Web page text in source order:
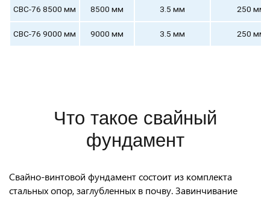
СВС-76 8500 мм 8500 мм 3.5 мм 250 мм
СВС-76 9000 мм 9000 мм 3.5 мм 250 мм
Что такое свайный
фундамент
Свайно-винтовой фундамент состоит из комплекта
стальных опор, заглубленных в почву. Завинчивание